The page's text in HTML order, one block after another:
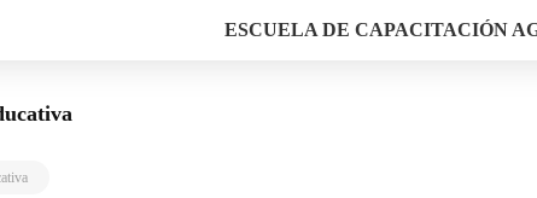
ESCUELA DE CAPACITACIÓN